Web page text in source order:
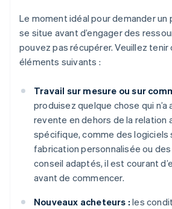
Le moment idéal pour demander un
se situe avant d’engager des
pouvez pas récupérer. Veuillez
éléments suivants :
Travail sur mesure ou sur
produisez quelque chose qui n’a
revente en dehors de la relation
spécifique, comme des logiciels
fabrication personnalisée ou
conseil adaptés, il est courant
avant de commencer.
Nouveaux acheteurs : les